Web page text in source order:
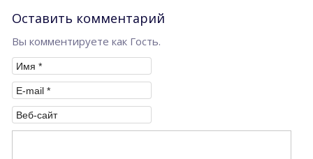
Оставить комментарий
Вы комментируете как Гость.